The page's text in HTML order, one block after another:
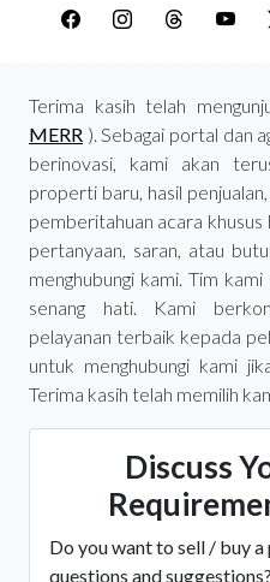
Terima kasih telah
MERR ). Sebagai portal dan
berinovasi, kami akan
properti baru, hasil
pemberitahuan acara
pertanyaan, saran, atau
menghubungi kami. Tim
senang hati. Kami
pelayanan terbaik kepada
untuk menghubungi kami
Terima kasih telah memilih
Discuss
Do you want to sell / buy
questions and